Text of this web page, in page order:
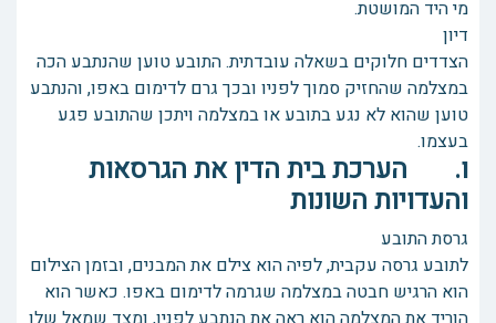
מי היד המושטת.
דיון
הצדדים חלוקים בשאלה עובדתית. התובע טוען שהנתבע הכה
במצלמה שהחזיק סמוך לפניו ובכך גרם לדימום באפו, והנתבע
טוען שהוא לא נגע בתובע או במצלמה ויתכן שהתובע פגע
בעצמו.
ו. הערכת בית הדין את הגרסאות
והעדויות השונות
גרסת התובע
לתובע גרסה עקבית, לפיה הוא צילם את המבנים, ובזמן הצילום
הוא הרגיש חבטה במצלמה שגרמה לדימום באפו. כאשר הוא